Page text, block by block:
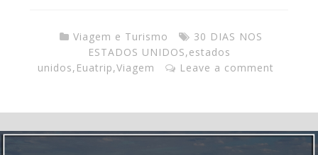
Viagem e Turismo
30 DIAS NOS
ESTADOS UNIDOS,estados
unidos, Euatrip,Viagem Leave a comment